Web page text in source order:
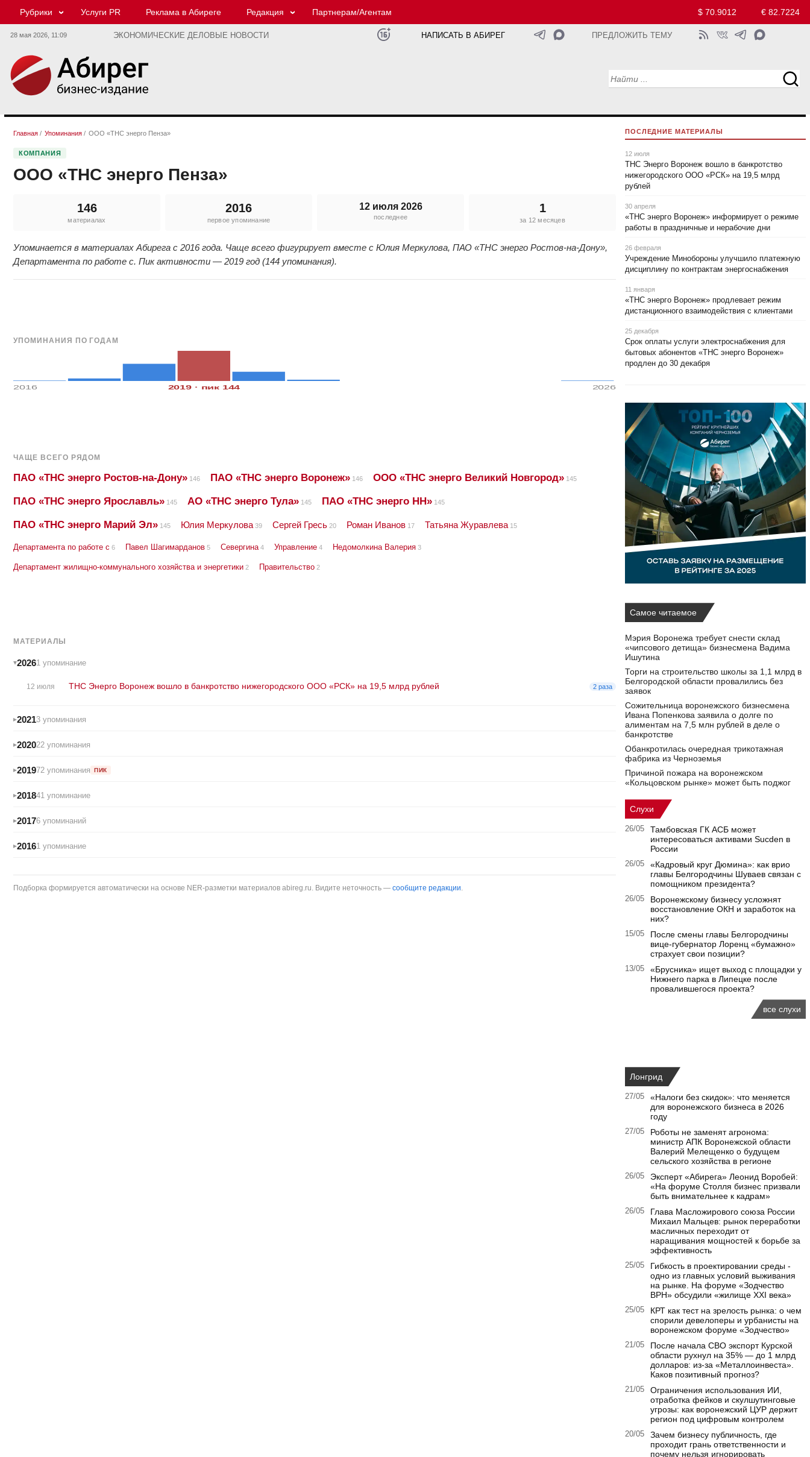
Рубрики Услуги PR Реклама в Абиреге Редакция Партнерам/Агентам $ 70.9012 € 82.7224
28 мая 2026, 11:09 ЭКОНОМИЧЕСКИЕ ДЕЛОВЫЕ НОВОСТИ НАПИСАТЬ В АБИРЕГ ПРЕДЛОЖИТЬ ТЕМУ
Главная / Упоминания / ООО «ТНС энерго Пенза»
КОМПАНИЯ
ООО «ТНС энерго Пенза»
146
материалах
2016
первое упоминание
12 июля 2026
последнее
1
за 12 месяцев
Упоминается в материалах Абирега с 2016 года. Чаще всего фигурирует вместе с Юлия Меркулова, ПАО «ТНС энерго Ростов-на-Дону»,
Департамента по работе с. Пик активности — 2019 год (144 упоминания).
УПОМИНАНИЯ ПО ГОДАМ
2016 2019 · пик 144 2026
ЧАЩЕ ВСЕГО РЯДОМ
ПАО «ТНС энерго Ростов-на-Дону» 146 ПАО «ТНС энерго Воронеж» 146 ООО «ТНС энерго Великий Новгород» 145
ПАО «ТНС энерго Ярославль» 145 АО «ТНС энерго Тула» 145 ПАО «ТНС энерго НН» 145
ПАО «ТНС энерго Марий Эл» 145 Юлия Меркулова 39 Сергей Гресь 20 Роман Иванов 17 Татьяна Журавлева 15
Департамента по работе с 6 Павел Шагимарданов 5 Севергина 4 Управление 4 Недомолкина Валерия 3
Департамент жилищно-коммунального хозяйства и энергетики 2 Правительство 2
МАТЕРИАЛЫ
20261 упоминание
12 июля ТНС Энерго Воронеж вошло в банкротство нижегородского ООО «РСК» на 19,5 млрд рублей 2 раза
20213 упоминания
202022 упоминания
201972 упоминания ПИК
201841 упоминание
20176 упоминаний
20161 упоминание
Подборка формируется автоматически на основе NER-разметки материалов abireg.ru. Видите неточность — сообщите редакции.
ПОСЛЕДНИЕ МАТЕРИАЛЫ
12 июля
ТНС Энерго Воронеж вошло в банкротство
нижегородского ООО «РСК» на 19,5 млрд
рублей
30 апреля
«ТНС энерго Воронеж» информирует о режиме
работы в праздничные и нерабочие дни
26 февраля
Учреждение Минобороны улучшило платежную
дисциплину по контрактам энергоснабжения
11 января
«ТНС энерго Воронеж» продлевает режим
дистанционного взаимодействия с клиентами
25 декабря
Срок оплаты услуги электроснабжения для
бытовых абонентов «ТНС энерго Воронеж»
продлен до 30 декабря
Самое читаемое
Мэрия Воронежа требует снести склад
«чипсового детища» бизнесмена Вадима
Ишутина
Торги на строительство школы за 1,1 млрд в
Белгородской области провалились без
заявок
Сожительница воронежского бизнесмена
Ивана Попенкова заявила о долге по
алиментам на 7,5 млн рублей в деле о
банкротстве
Обанкротилась очередная трикотажная
фабрика из Черноземья
Причиной пожара на воронежском
«Кольцовском рынке» может быть поджог
Слухи
26/05
Тамбовская ГК АСБ может
интересоваться активами Sucden в
России
26/05
«Кадровый круг Дюмина»: как врио
главы Белгородчины Шуваев связан с
помощником президента?
26/05
Воронежскому бизнесу усложнят
восстановление ОКН и заработок на
них?
15/05
После смены главы Белгородчины
вице-губернатор Лоренц «бумажно»
страхует свои позиции?
13/05
«Брусника» ищет выход с площадки у
Нижнего парка в Липецке после
провалившегося проекта?
все слухи
Лонгрид
27/05
«Налоги без скидок»: что меняется
для воронежского бизнеса в 2026
году
27/05
Роботы не заменят агронома:
министр АПК Воронежской области
Валерий Мелещенко о будущем
сельского хозяйства в регионе
26/05
Эксперт «Абирега» Леонид Воробей:
«На форуме Столля бизнес призвали
быть внимательнее к кадрам»
26/05
Глава Масложирового союза России
Михаил Мальцев: рынок переработки
масличных переходит от
наращивания мощностей к борьбе за
эффективность
25/05
Гибкость в проектировании среды -
одно из главных условий выживания
на рынке. На форуме «Зодчество
ВРН» обсудили «жилище XXI века»
25/05
КРТ как тест на зрелость рынка: о чем
спорили девелоперы и урбанисты на
воронежском форуме «Зодчество»
21/05
После начала СВО экспорт Курской
области рухнул на 35% — до 1 млрд
долларов: из-за «Металлоинвеста».
Каков позитивный прогноз?
21/05
Ограничения использования ИИ,
отработка фейков и скулшутинговые
угрозы: как воронежский ЦУР держит
регион под цифровым контролем
20/05
Зачем бизнесу публичность, где
проходит грань ответственности и
почему нельзя игнорировать